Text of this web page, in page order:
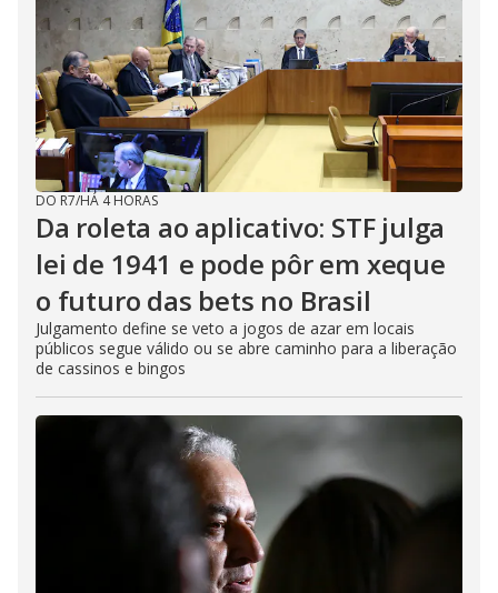
DO R7/HÁ 4 HORAS
Da roleta ao aplicativo: STF julga
lei de 1941 e pode pôr em xeque
o futuro das bets no Brasil
Julgamento define se veto a jogos de azar em locais
públicos segue válido ou se abre caminho para a liberação
de cassinos e bingos